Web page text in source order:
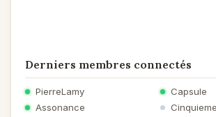
Derniers membres connectés
PierreLamy
Capsule
Assonance